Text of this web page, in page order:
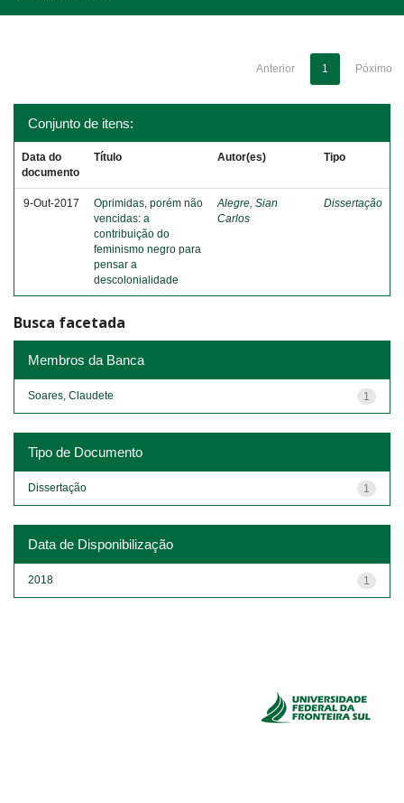
Anterior 1 Póximo
Conjunto de itens:
Data do
documento
Título Autor(es) Tipo
9-Out-2017
Oprimidas, porém não
vencidas: a
contribuição do
feminismo negro para
pensar a
descolonialidade
Alegre, Sian
Carlos
Dissertação
Busca facetada
Membros da Banca
1
Soares, Claudete
Tipo de Documento
1
Dissertação
Data de Disponibilização
1
2018